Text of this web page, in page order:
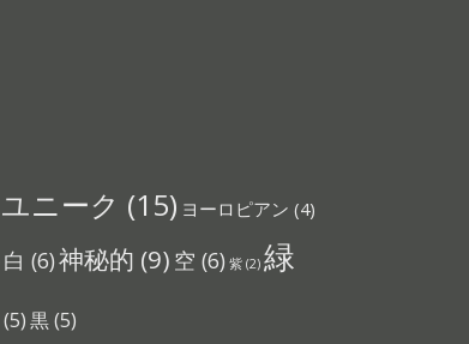
ユニーク (15) ヨーロピアン (4)
白 (6)神秘的 (9) 空 (6) 紫 (2) 緑
(5)黒(5)